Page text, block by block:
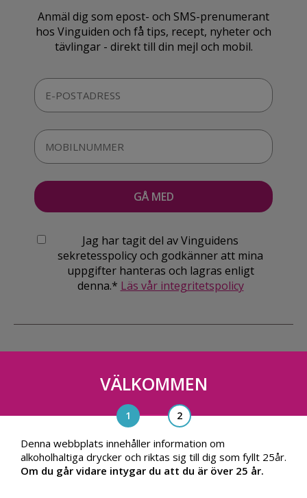
Anmäl dig som epost- och SMS-prenumerant
hos Vinguiden och få tips, recept, nyheter och
tävlingar - direkt till din mejl och mobil.
Jag har tagit del av Vinguidens
sekretesspolicy och godkänner att mina
uppgifter hanteras och lagras enligt
denna.* Läs vår integritetspolicy
Vinguiden Nordic AB
Blasieholmsgatan 4A, 111 48, Stockholm
info@vinguiden.com
VÄLKOMMEN
Denna webbplats innehåller information om
alkoholhaltiga drycker och riktas sig till dig som fyllt 25år.
Om du går vidare intygar du att du är över 25 år.